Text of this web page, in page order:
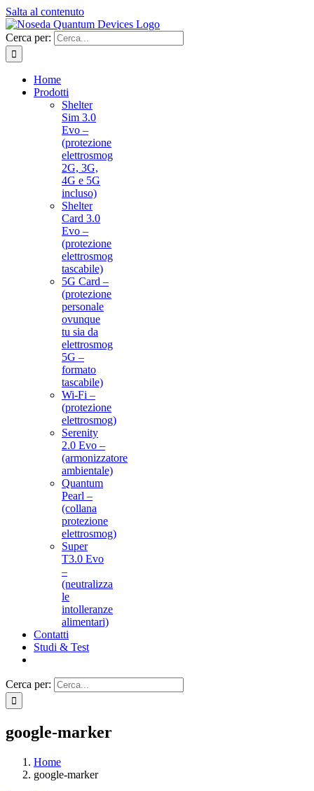
Salta al contenuto
Cerca per:
Home
Prodotti
Shelter
Sim 3.0
Evo –
(protezione
elettrosmog
2G, 3G,
4G e 5G
incluso)
Shelter
Card 3.0
Evo –
(protezione
elettrosmog
tascabile)
5G Card –
(protezione
personale
ovunque
tu sia da
elettrosmog
5G –
formato
tascabile)
Wi-Fi –
(protezione
elettrosmog)
Serenity
2.0 Evo –
(armonizzatore
ambientale)
Quantum
Pearl –
(collana
protezione
elettrosmog)
Super
T3.0 Evo
–
(neutralizza
le
intolleranze
alimentari)
Contatti
Studi & Test
Cerca per:
google-marker
Home
google-marker